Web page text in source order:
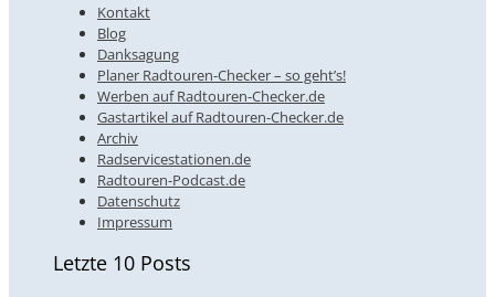
Kontakt
Blog
Danksagung
Planer Radtouren-Checker – so geht’s!
Werben auf Radtouren-Checker.de
Gastartikel auf Radtouren-Checker.de
Archiv
Radservicestationen.de
Radtouren-Podcast.de
Datenschutz
Impressum
Letzte 10 Posts